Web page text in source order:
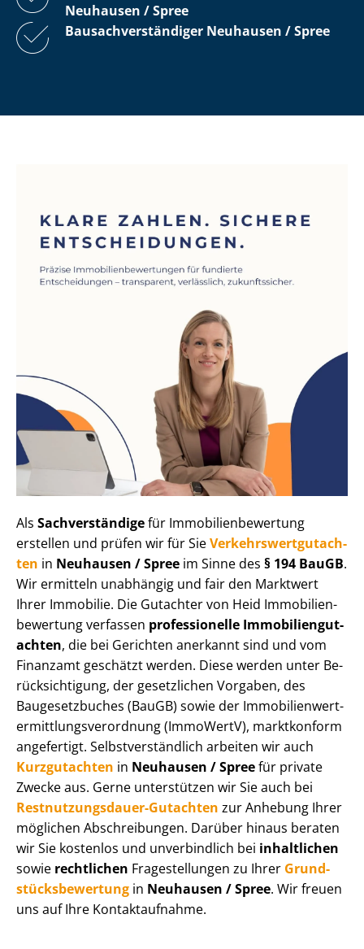
Neuhausen / Spree
Bau­sach­ver­stän­di­ger Neuhausen / Spree
Als Sachverständigefür Im­mo­bi­li­en­be­wer­tung
erstellen und prüfen wir für SieVer­kehrs­wert­gut­ach­
ten in Neuhausen / Spree im Sinne des § 194 BauGB.
Wir ermitteln unabhängig und fair den Marktwert
Ihrer Immobilie. Die Gutachter von Heid Im­mo­bi­li­en­
be­wer­tung verfassen professionelle Im­mo­bi­li­en­gut­
ach­ten, die bei Gerichten anerkannt sind und vom
Finanzamt geschätzt werden. Diese werden unter Be­
rück­sich­ti­gung, der gesetzlichen Vorgaben, des
Baugesetzbuches (BauGB) sowie der Im­mo­bi­li­en­wert­
ermitt­lungs­ver­ord­nung (ImmoWertV), marktkonform
angefertigt. Selbst­ver­ständ­lich arbeiten wir auch
Kurzgutachten in Neuhausen / Spreefür private
Zwecke aus. Gerne unterstützen wir Sie auch bei
Rest­nut­zungs­dau­er-Gutachten zur Anhebung Ihrer
möglichen Abschreibungen. Darüber hinaus beraten
wir Sie kostenlos und unverbindlich bei inhaltlichen
sowie rechtlichen Fragestellungen zu Ihrer Grund­
stücks­be­wer­tung in Neuhausen / Spree. Wir freuen
uns auf Ihre Kontaktaufnahme.